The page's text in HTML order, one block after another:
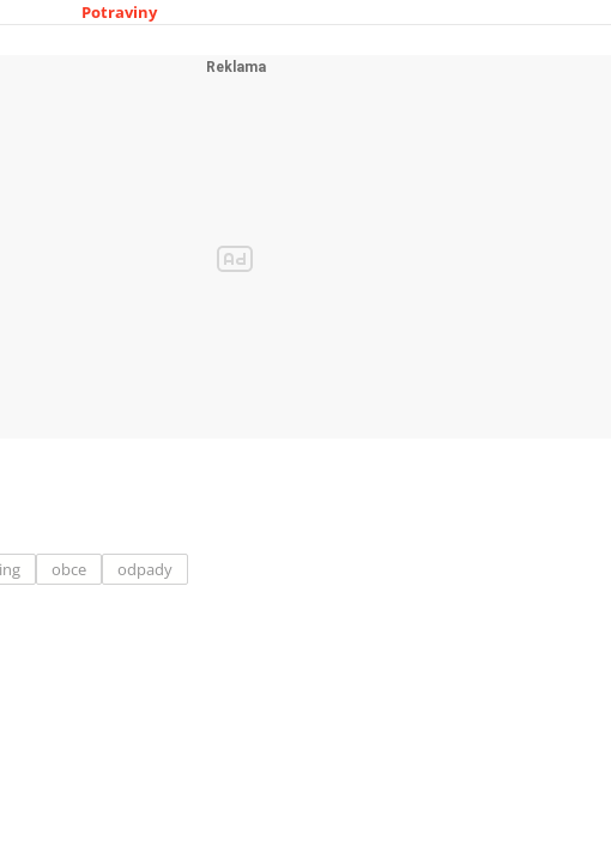
Potraviny
obce odpady